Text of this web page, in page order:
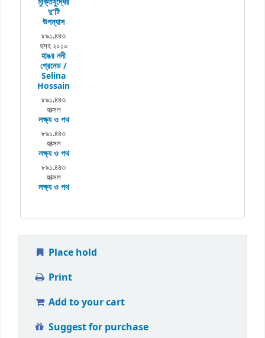
দু'টি
উপন্যাস
৮৯১.৪৪৩
হসহ ২০১০
হাঙর নদী
গ্রেনেড /
Selina
Hossain
৮৯১.৪৪৩
হাক্সল
লক্ষ্য ও পথ
৮৯১.৪৪৩
হাক্সল
লক্ষ্য ও পথ
৮৯১.৪৪৩
হাক্সল
লক্ষ্য ও পথ
Place hold
Print
Add to your cart
Suggest for purchase